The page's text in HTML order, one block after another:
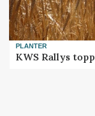
PLANTER
KWS Rallys